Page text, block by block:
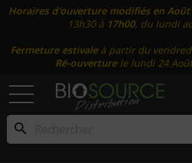
Horaires d'ouverture modifiés en Août
13h30 à 17h00, du lundi
Fermeture estivaleà partir du
Ré-ouverturele lundi 24
search